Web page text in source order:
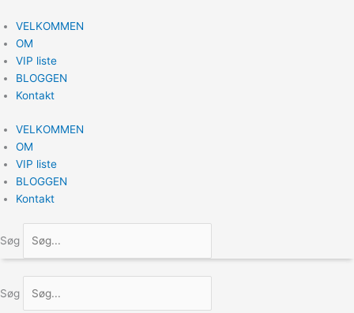
til
indholdet
VELKOMMEN
OM
VIP liste
BLOGGEN
Kontakt
VELKOMMEN
OM
VIP liste
BLOGGEN
Kontakt
Søg
Søg